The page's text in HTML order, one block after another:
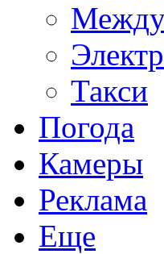
Такси
Погода
Камеры
Реклама
Еще